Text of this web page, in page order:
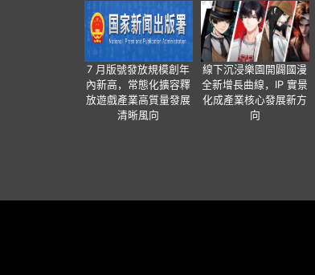
7 月版號發放規模創年
內新高，常態化擴容釋
放遊戲產業高質量發展
清晰風向
線下沉浸樂園開闢國漫
全新增長曲線，IP 實景
化成產業核心發展新方
向